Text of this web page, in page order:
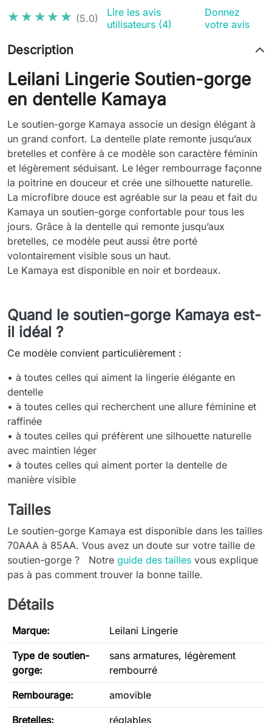
★★★★★
★★★★★ (5.0)
Lire les avis
utilisateurs (4)
Donnez
votre avis
Description
Leilani Lingerie Soutien-gorge
en dentelle Kamaya
Le soutien-gorge Kamaya associe un design élégant à
un grand confort. La dentelle plate remonte jusqu’aux
bretelles et confère à ce modèle son caractère féminin
et légèrement séduisant. Le léger rembourrage façonne
la poitrine en douceur et crée une silhouette naturelle.
La microfibre douce est agréable sur la peau et fait du
Kamaya un soutien-gorge confortable pour tous les
jours. Grâce à la dentelle qui remonte jusqu’aux
bretelles, ce modèle peut aussi être porté
volontairement visible sous un haut.
Le Kamaya est disponible en noir et bordeaux.
Quand le soutien-gorge Kamaya est-
il idéal ?
Ce modèle convient particulièrement :
• à toutes celles qui aiment la lingerie élégante en
dentelle
• à toutes celles qui recherchent une allure féminine et
raffinée
• à toutes celles qui préfèrent une silhouette naturelle
avec maintien léger
• à toutes celles qui aiment porter la dentelle de
manière visible
Tailles
Le soutien-gorge Kamaya est disponible dans les tailles
70AAA à 85AA. Vous avez un doute sur votre taille de
soutien-gorge ? Notre guide des tailles vous explique
pas à pas comment trouver la bonne taille.
Détails
Marque: Leilani Lingerie
Type de soutien-
gorge:
sans armatures, légèrement
rembourré
Rembourage: amovible
Bretelles: réglables